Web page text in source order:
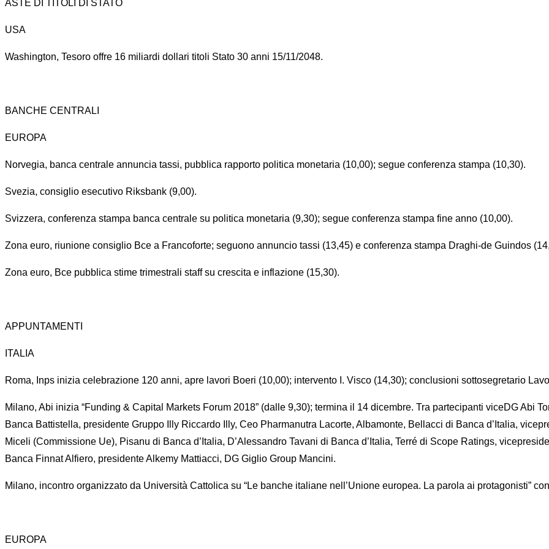
ASTE DI TITOLI DI STATO
USA
Washington, Tesoro offre 16 miliardi dollari titoli Stato 30 anni 15/11/2048.
BANCHE CENTRALI
EUROPA
Norvegia, banca centrale annuncia tassi, pubblica rapporto politica monetaria (10,00); segue conferenza stampa (10,30).
Svezia, consiglio esecutivo Riksbank (9,00).
Svizzera, conferenza stampa banca centrale su politica monetaria (9,30); segue conferenza stampa fine anno (10,00).
Zona euro, riunione consiglio Bce a Francoforte; seguono annuncio tassi (13,45) e conferenza stampa Draghi-de Guindos
Zona euro, Bce pubblica stime trimestrali staff su crescita e inflazione (15,30).
APPUNTAMENTI
ITALIA
Roma, Inps inizia celebrazione 120 anni, apre lavori Boeri (10,00); intervento I. Visco (14,30); conclusioni sottosegretario
Milano, Abi inizia “Funding & Capital Markets Forum 2018” (dalle 9,30); termina il 14 dicembre. Tra partecipanti viceDG Abi
Banca Battistella, presidente Gruppo Illy Riccardo Illy, Ceo Pharmanutra Lacorte, Albamonte, Bellacci di Banca d’Italia,
Miceli (Commissione Ue), Pisanu di Banca d’Italia, D’Alessandro Tavani di Banca d’Italia, Terré di Scope Ratings,
Banca Finnat Alfiero, presidente Alkemy Mattiacci, DG Giglio Group Mancini.
Milano, incontro organizzato da Università Cattolica su “Le banche italiane nell’Unione europea. La parola ai protagonisti”
EUROPA